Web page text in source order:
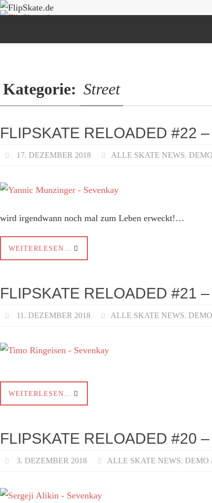
Zum
springen
Kategorie: Street
FLIPSKATE RELOADED #22
17. DEZEMBER 2018 ALLE SKATE NEWS,
wird irgendwann noch mal zum Leben erweckt!…
WEITERLESEN…
FLIPSKATE RELOADED #21
11. DEZEMBER 2018 ALLE SKATE NEWS,
WEITERLESEN…
FLIPSKATE RELOADED #20
3. DEZEMBER 2018 ALLE SKATE NEWS, DEMO